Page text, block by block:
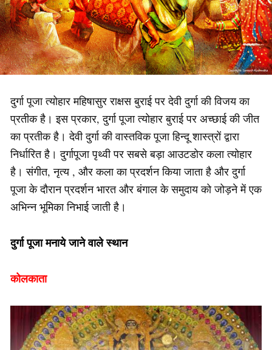
दुर्गा पूजा त्योहार महिषासुर राक्षस बुराई पर देवी दुर्गा की विजय का
प्रतीक है। इस प्रकार, दुर्गा पूजा त्योहार बुराई पर अच्छाई की जीत
का प्रतीक है। देवी दुर्गा की वास्तविक पूजा हिन्दू शास्त्रों द्वारा
निर्धारित है। दुर्गापूजा पृथ्वी पर सबसे बड़ा आउटडोर कला त्योहार
है। संगीत, नृत्य , और कला का प्रदर्शन किया जाता है और दुर्गा
पूजा के दौरान प्रदर्शन भारत और बंगाल के समुदाय को जोड़ने में एक
अभिन्न भूमिका निभाई जाती है।
दुर्गा पूजा मनाये जाने वाले स्थान
कोलकाता